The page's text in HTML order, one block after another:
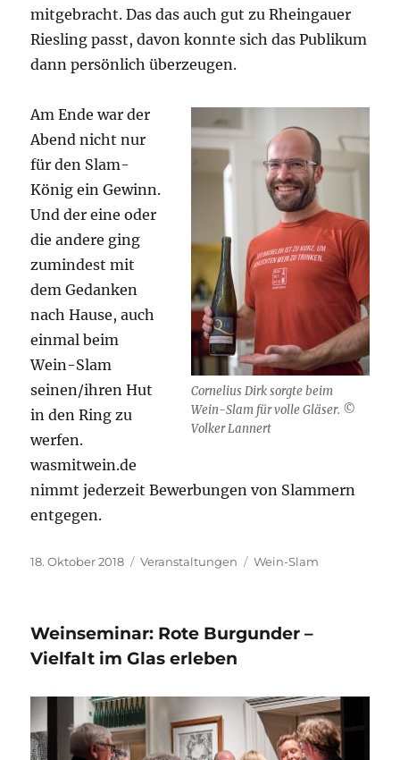
mitgebracht. Das das auch gut zu Rheingauer
Riesling passt, davon konnte sich das Publikum
dann persönlich überzeugen.
Cornelius Dirk sorgte beim
Wein-Slam für volle Gläser. ©
Volker Lannert
Am Ende war der
Abend nicht nur
für den Slam-
König ein Gewinn.
Und der eine oder
die andere ging
zumindest mit
dem Gedanken
nach Hause, auch
einmal beim
Wein-Slam
seinen/ihren Hut
in den Ring zu
werfen.
wasmitwein.de
nimmt jederzeit Bewerbungen von Slammern
entgegen.
Veröffentlicht
18. Oktober 2018 Kategorien
Veranstaltungen Schlagwörter
Wein-Slam
Weinseminar: Rote Burgunder –
Vielfalt im Glas erleben